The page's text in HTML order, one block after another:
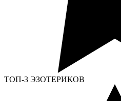
ТОП-3 ЭЗОТЕРИКОВ